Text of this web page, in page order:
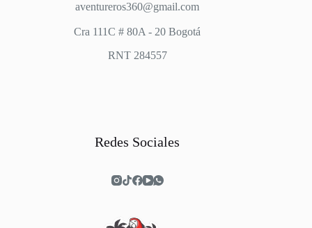
aventureros360@gmail.com
Cra 111C # 80A - 20 Bogotá
RNT 284557
Redes Sociales